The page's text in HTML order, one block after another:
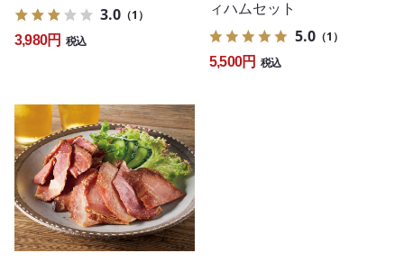
3.0 （1）
3,980円 税込
ィハムセット
5.0 （1）
5,500円 税込